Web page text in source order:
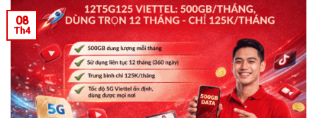
08
Th4